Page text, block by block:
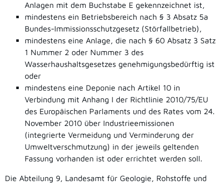
Anlagen mit dem Buchstabe E gekennzeichnet ist,
mindestens ein Betriebsbereich nach § 3 Absatz 5a
Bundes-Immissionsschutzgesetz (Störfallbetrieb),
mindestens eine Anlage, die nach § 60 Absatz 3 Satz
1 Nummer 2 oder Nummer 3 des
Wasserhaushaltsgesetzes genehmigungsbedürftig ist
oder
mindestens eine Deponie nach Artikel 10 in
Verbindung mit Anhang I der Richtlinie 2010/75/EU
des Europäischen Parlaments und des Rates vom 24.
November 2010 über Industrieemissionen
(integrierte Vermeidung und Verminderung der
Umweltverschmutzung) in der jeweils geltenden
Fassung vorhanden ist oder errichtet werden soll.
Die Abteilung 9, Landesamt für Geologie, Rohstoffe und